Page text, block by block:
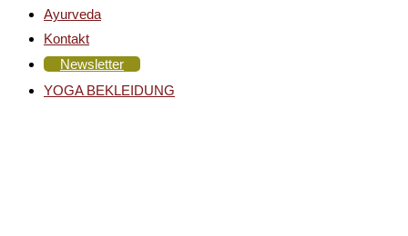
Ayurveda
Kontakt
Newsletter
YOGA BEKLEIDUNG